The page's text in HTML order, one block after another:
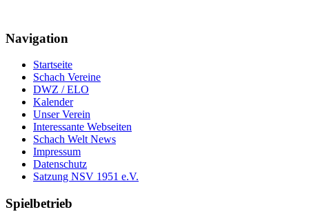
Navigation
Startseite
Schach Vereine
DWZ / ELO
Kalender
Unser Verein
Interessante Webseiten
Schach Welt News
Impressum
Datenschutz
Satzung NSV 1951 e.V.
Spielbetrieb